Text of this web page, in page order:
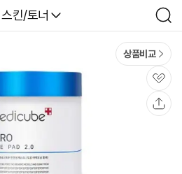
다나와
스킨/토너
검
색
상품비교
관
심